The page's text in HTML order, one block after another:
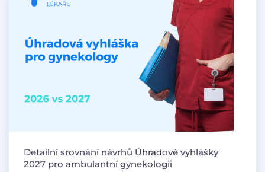
Detailní srovnání návrhů Úhradové vyhlášky
2027 pro ambulantní gynekologii